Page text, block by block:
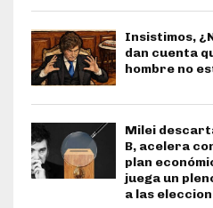
Insistimos,
dan cuenta
hombre no
Milei
B, acelera
plan
juega un
a las